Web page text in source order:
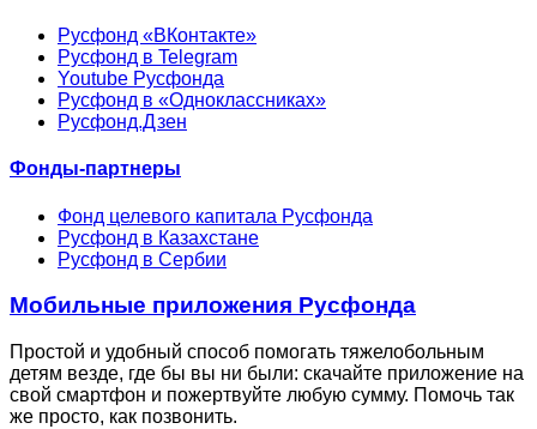
Русфонд «ВКонтакте»
Русфонд в Telegram
Youtube Русфонда
Русфонд в «Одноклассниках»
Русфонд.Дзен
Фонды-партнеры
Фонд целевого капитала Русфонда
Русфонд в Казахстане
Русфонд в Сербии
Мобильные приложения Русфонда
Простой и удобный способ помогать тяжелобольным
детям везде, где бы вы ни были: скачайте приложение на
свой смартфон и пожертвуйте любую сумму. Помочь так
же просто, как позвонить.